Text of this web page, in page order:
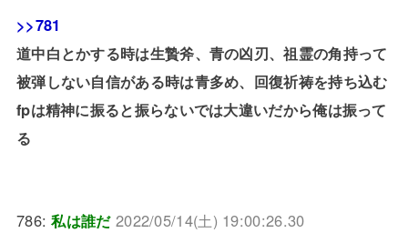
>>781
道中白とかする時は生贄斧、青の凶刃、祖霊の角持って
被弾しない自信がある時は青多め、回復祈祷を持ち込む
fpは精神に振ると振らないでは大違いだから俺は振って
る
786:私は誰だ 2022/05/14(土) 19:00:26.30